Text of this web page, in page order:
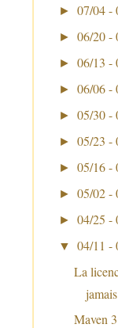
► 07/04 -
► 06/20 -
► 06/13 -
► 06/06 -
► 05/30 -
► 05/23 -
► 05/16 -
► 05/02 -
► 04/25 -
▼ 04/11 -
La
Maven